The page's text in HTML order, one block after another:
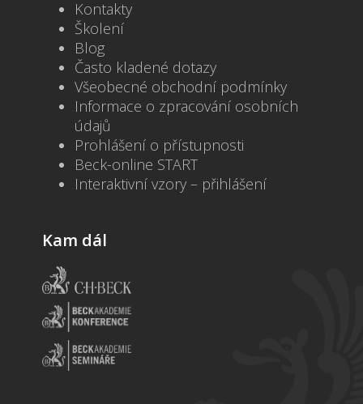
Kontakty
Školení
Blog
Často kladené dotazy
Všeobecné obchodní podmínky
Informace o zpracování osobních
údajů
Prohlášení o přístupnosti
Beck-online START
Interaktivní vzory – přihlášení
Kam dál